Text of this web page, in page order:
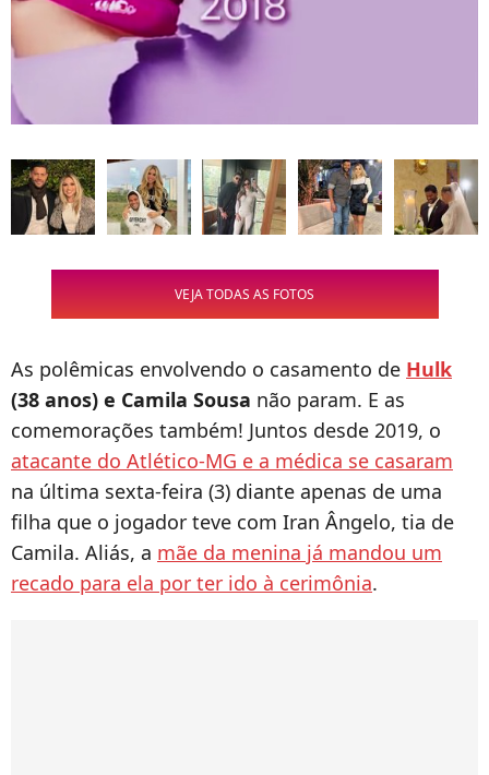
VEJA TODAS AS FOTOS
As polêmicas envolvendo o casamento de Hulk
(38 anos) e Camila Sousa não param. E as
comemorações também! Juntos desde 2019, o
atacante do Atlético-MG e a médica se casaram
na última sexta-feira (3) diante apenas de uma
filha que o jogador teve com Iran Ângelo, tia de
Camila. Aliás, a mãe da menina já mandou um
recado para ela por ter ido à cerimônia.